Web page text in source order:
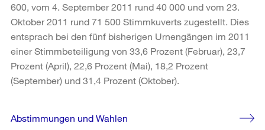
600, vom 4. September 2011 rund 40 000 und vom 23.
Oktober 2011 rund 71 500 Stimmkuverts zugestellt. Dies
entsprach bei den fünf bisherigen Urnengängen im 2011
einer Stimmbeteiligung von 33,6 Prozent (Februar), 23,7
Prozent (April), 22,6 Prozent (Mai), 18,2 Prozent
(September) und 31,4 Prozent (Oktober).
Weitere
Abstimmungen und Wahlen